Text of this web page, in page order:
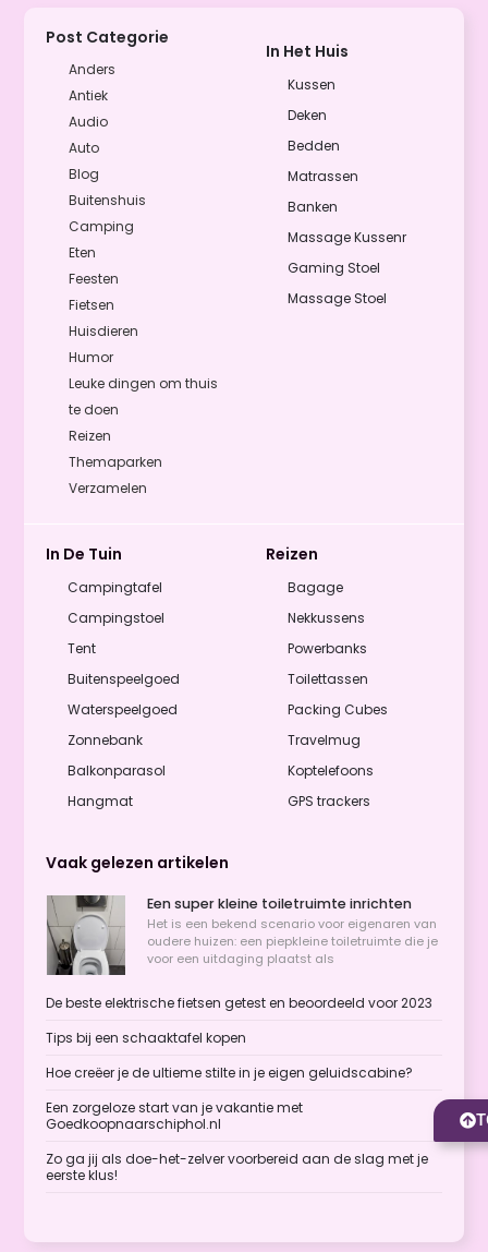
Post Categorie
Anders
Antiek
Audio
Auto
Blog
Buitenshuis
Camping
Eten
Feesten
Fietsen
Huisdieren
Humor
Leuke dingen om thuis
te doen
Reizen
Themaparken
Verzamelen
In Het Huis
Kussen
Deken
Bedden
Matrassen
Banken
Massage Kussenr
Gaming Stoel
Massage Stoel
In De Tuin
Campingtafel
Campingstoel
Tent
Buitenspeelgoed
Waterspeelgoed
Zonnebank
Balkonparasol
Hangmat
Reizen
Bagage
Nekkussens
Powerbanks
Toilettassen
Packing Cubes
Travelmug
Koptelefoons
GPS trackers
Vaak gelezen artikelen
Een super kleine toiletruimte inrichten
Het is een bekend scenario voor eigenaren van
oudere huizen: een piepkleine toiletruimte die je
voor een uitdaging plaatst als
De beste elektrische fietsen getest en beoordeeld voor 2023
Tips bij een schaaktafel kopen
Hoe creëer je de ultieme stilte in je eigen geluidscabine?
Een zorgeloze start van je vakantie met
Goedkoopnaarschiphol.nl
Zo ga jij als doe-het-zelver voorbereid aan de slag met je
eerste klus!